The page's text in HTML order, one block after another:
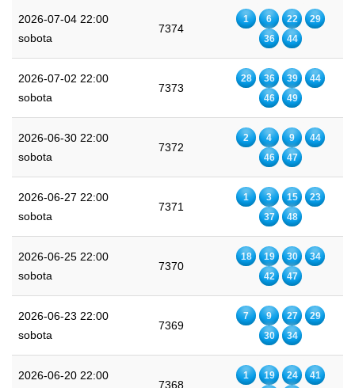
2026-07-04 22:00
sobota
7374
1 6 22
29
36
44
2026-07-02 22:00
sobota
7373
28 36 39
44
46
49
2026-06-30 22:00
sobota
7372
2 4 9
44
46
47
2026-06-27 22:00
sobota
7371
1 3 15
23
37
48
2026-06-25 22:00
sobota
7370
18 19 30
34
42
47
2026-06-23 22:00
sobota
7369
7 9 27
29
30
34
2026-06-20 22:00
7368
1 19 24 41